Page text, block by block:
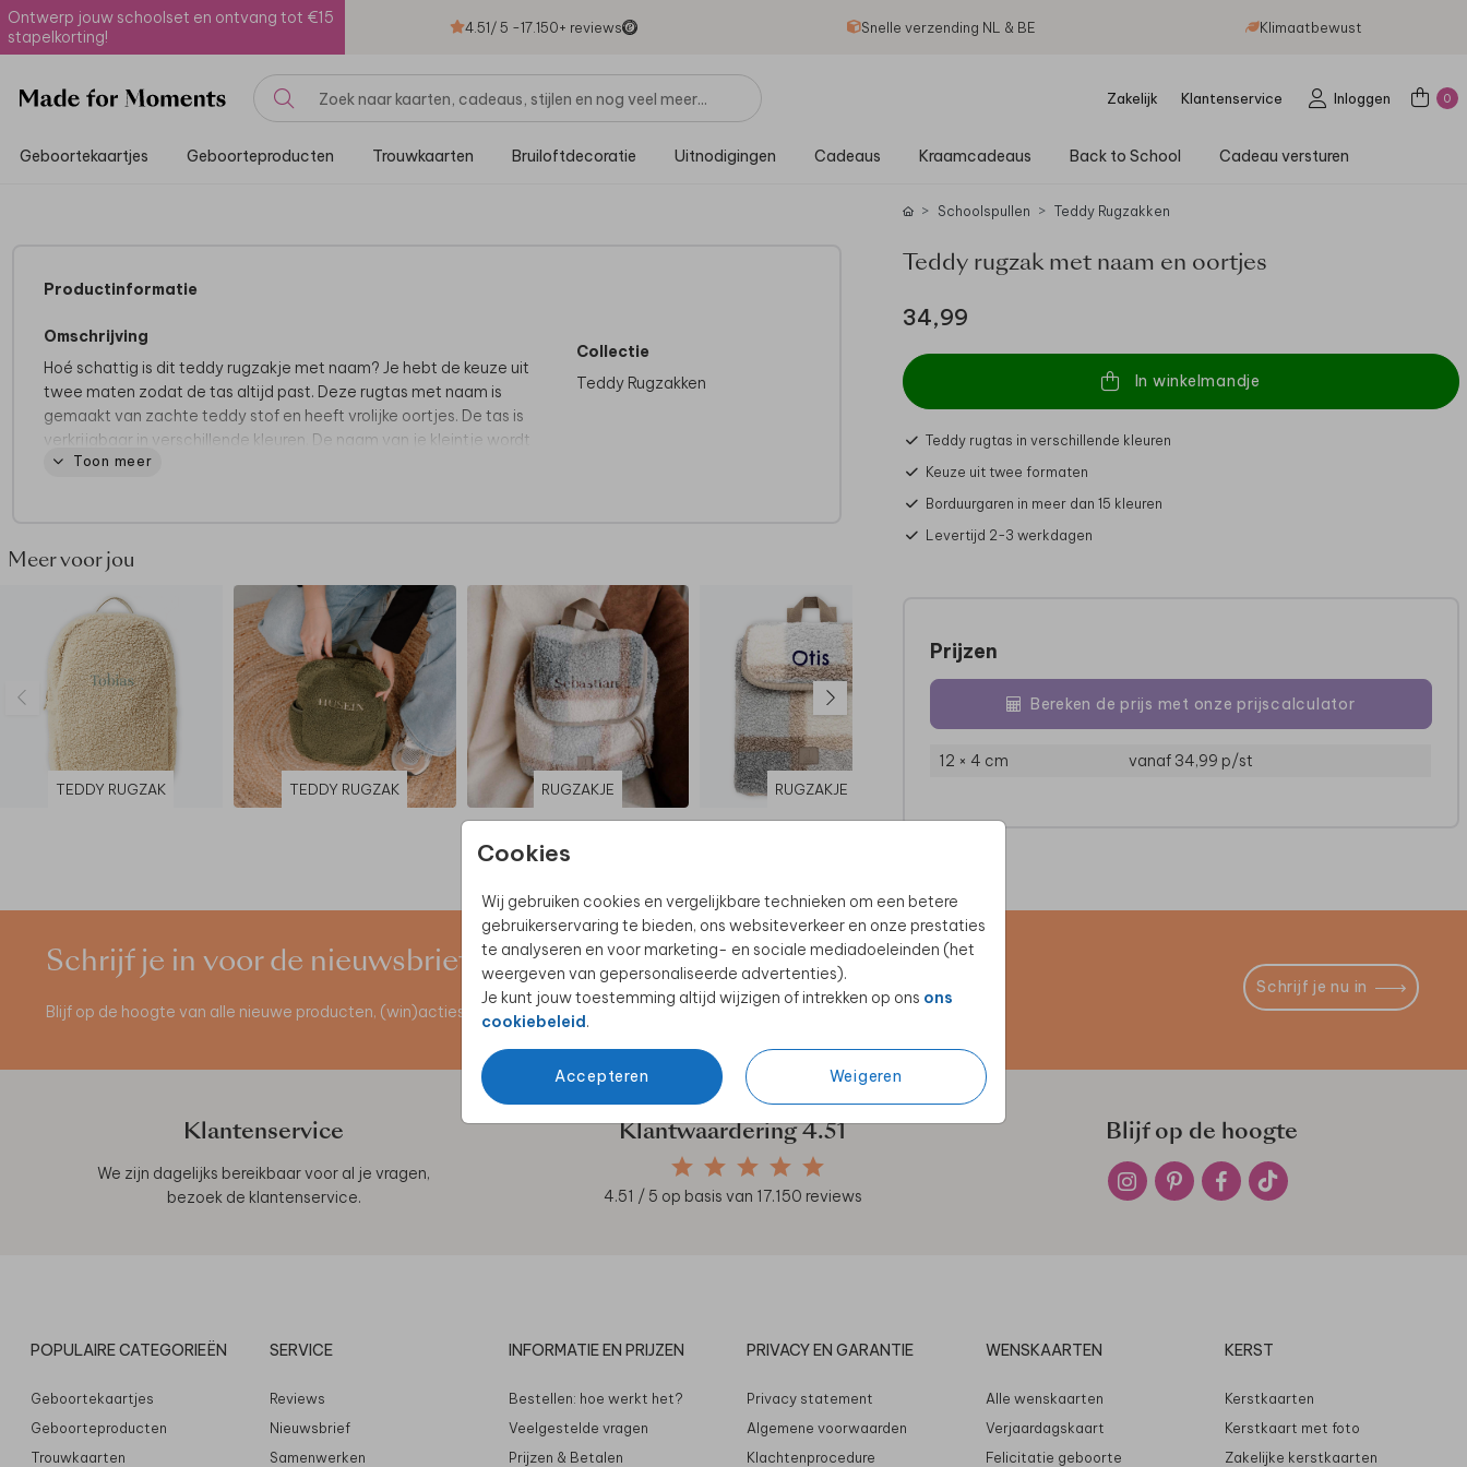
Ontwerp jouw schoolset en ontvang tot €15
stapelkorting!
4.51/ 5 -17.150+ reviews Snelle verzending NL & BE Klimaatbewust
Zakelijk Klantenservice Inloggen 0
Geboortekaartjes Geboorteproducten Trouwkaarten Bruiloftdecoratie Uitnodigingen Cadeaus Kraamcadeaus Back to School Cadeau versturen
Cookies
Wij gebruiken cookies en vergelijkbare technieken om een betere
gebruikerservaring te bieden, ons websiteverkeer en onze prestaties
te analyseren en voor marketing- en sociale mediadoeleinden (het
weergeven van gepersonaliseerde advertenties).
Je kunt jouw toestemming altijd wijzigen of intrekken op ons ons
cookiebeleid.
Accepteren Weigeren
Productinformatie
Omschrijving
Hoé schattig is dit teddy rugzakje met naam? Je hebt de keuze uit
twee maten zodat de tas altijd past. Deze rugtas met naam is
gemaakt van zachte teddy stof en heeft vrolijke oortjes. De tas is
verkrijgbaar in verschillende kleuren. De naam van je kleintje wordt
er in een door jou gekozen kleur op geborduurd. Super leuk voor je
Toon meer
Collectie
Teddy Rugzakken
Meer voor jou
TEDDY RUGZAK TEDDY RUGZAK RUGZAKJE RUGZAKJE
Schoolspullen Teddy Rugzakken
Teddy rugzak met naam en oortjes
34,99
In winkelmandje
Teddy rugtas in verschillende kleuren
Keuze uit twee formaten
Borduurgaren in meer dan 15 kleuren
Levertijd 2-3 werkdagen
Prijzen
Bereken de prijs met onze prijscalculator
12 × 4 cm vanaf 34,99 p/st
Schrijf je in voor de nieuwsbrief
Blijf op de hoogte van alle nieuwe producten, (win)acties en unieke samenwerkingen!
Schrijf je nu in
Klantenservice
We zijn dagelijks bereikbaar voor al je vragen,
bezoek de klantenservice.
Klantwaardering4.51
4.51 / 5 op basis van 17.150 reviews
Blijf op de hoogte
POPULAIRE CATEGORIEËN
Geboortekaartjes
Geboorteproducten
Trouwkaarten
SERVICE
Reviews
Nieuwsbrief
Samenwerken
INFORMATIE EN PRIJZEN
Bestellen: hoe werkt het?
Veelgestelde vragen
Prijzen & Betalen
PRIVACY EN GARANTIE
Privacy statement
Algemene voorwaarden
Klachtenprocedure
WENSKAARTEN
Alle wenskaarten
Verjaardagskaart
Felicitatie geboorte
KERST
Kerstkaarten
Kerstkaart met foto
Zakelijke kerstkaarten